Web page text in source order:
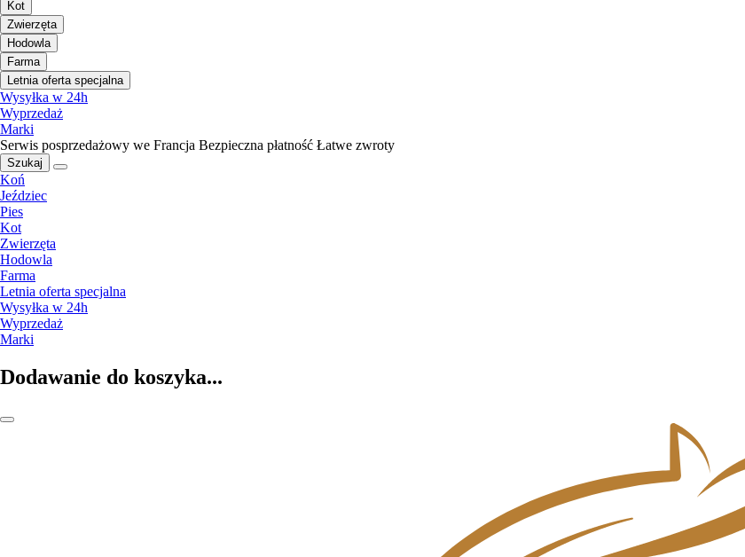
Kot
Zwierzęta
Hodowla
Farma
Letnia oferta specjalna
Wysyłka w 24h
Wyprzedaż
Marki
Serwis posprzedażowy we Francja Bezpieczna płatność Łatwe zwroty
Szukaj
Koń
Jeździec
Pies
Kot
Zwierzęta
Hodowla
Farma
Letnia oferta specjalna
Wysyłka w 24h
Wyprzedaż
Marki
Dodawanie do koszyka...